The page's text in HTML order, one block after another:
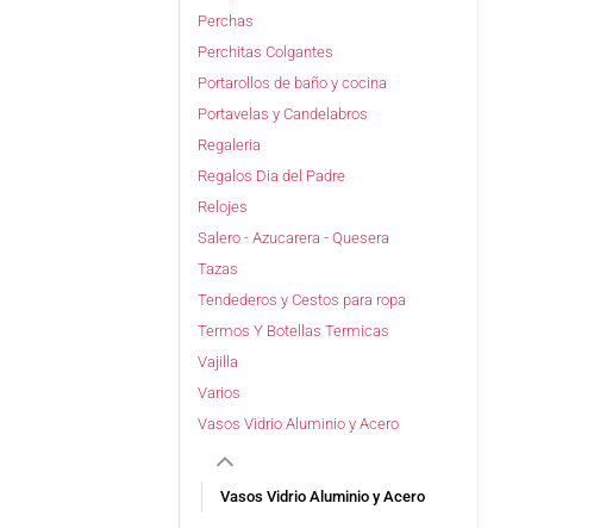
Perchas
Perchitas Colgantes
Portarollos de baño y cocina
Portavelas y Candelabros
Regaleria
Regalos Dia del Padre
Relojes
Salero - Azucarera - Quesera
Tazas
Tendederos y Cestos para ropa
Termos Y Botellas Termicas
Vajilla
Varios
Vasos Vidrio Aluminio y Acero
Vasos Vidrio Aluminio y Acero